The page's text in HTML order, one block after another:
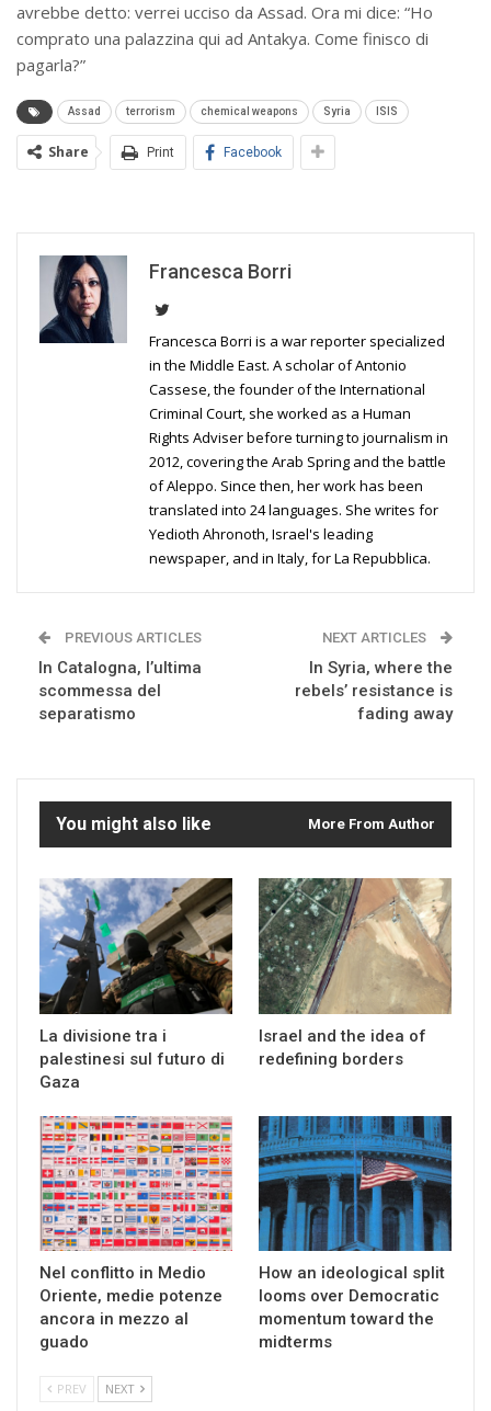
avrebbe detto: verrei ucciso da Assad. Ora mi dice: “Ho
comprato una palazzina qui ad Antakya. Come finisco di
pagarla?”
Assad terrorism chemical weapons Syria ISIS
Share Print Facebook
Francesca Borri
Francesca Borri is a war reporter specialized
in the Middle East. A scholar of Antonio
Cassese, the founder of the International
Criminal Court, she worked as a Human
Rights Adviser before turning to journalism in
2012, covering the Arab Spring and the battle
of Aleppo. Since then, her work has been
translated into 24 languages. She writes for
Yedioth Ahronoth, Israel's leading
newspaper, and in Italy, for La Repubblica.
PREVIOUS ARTICLES
In Catalogna, l’ultima
scommessa del
separatismo
NEXT ARTICLES
In Syria, where the
rebels’ resistance is
fading away
You might also like More From Author
La divisione tra i
palestinesi sul futuro di
Gaza
Israel and the idea of
redefining borders
Nel conflitto in Medio
Oriente, medie potenze
ancora in mezzo al
guado
How an ideological split
looms over Democratic
momentum toward the
midterms
PREV NEXT